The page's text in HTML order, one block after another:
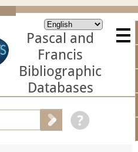
Pascal and
Francis
Bibliographic
Databases